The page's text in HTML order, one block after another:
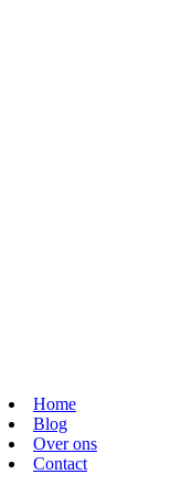
Home
Blog
Over ons
Contact